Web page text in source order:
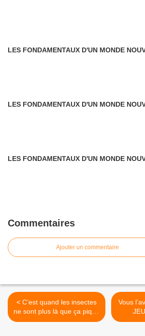
LES FONDAMENTAUX D'UN MONDE
LES FONDAMENTAUX D'UN MONDE
LES FONDAMENTAUX D'UN MONDE
Commentaires
Ajouter un commentaire
< C’est quand les insectes
ne sont plus là que ça pique
le plus !
Vous